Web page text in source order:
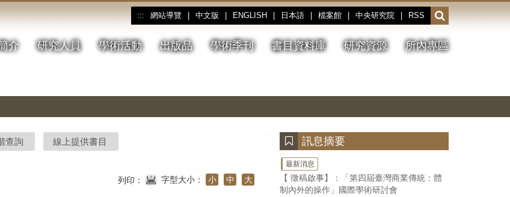
::: 網站導覽 中文版 ENGLISH 日本語 檔案館 中央研究院 RSS
開
啟
或
收
介 研究人員 學術活動 出版品 學術季刊 書目資料庫 研究資源 所內專區
停、
圖
圖
結
查詢 線上提供書目
列印： 字型大小： 小 中 大
訊息摘要
最新消息
【 徵稿啟事】：「第四屆臺灣商業傳統：體
制內外的操作」國際學術研討會